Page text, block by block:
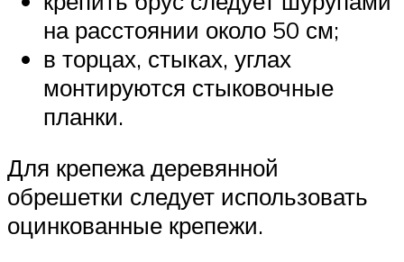
на расстоянии около 50 см;
в торцах, стыках, углах
монтируются стыковочные
планки.
Для крепежа деревянной
обрешетки следует использовать
оцинкованные крепежи.